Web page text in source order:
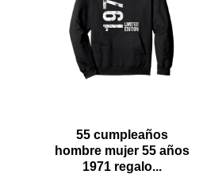
55 cumpleaños
hombre mujer 55 años
1971 regalo...